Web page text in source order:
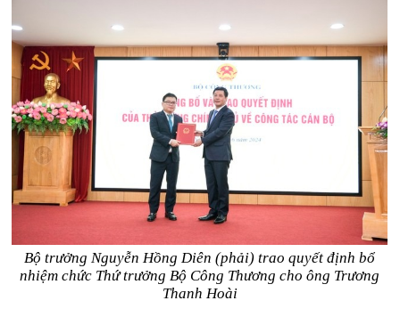
Bộ trưởng Nguyễn Hồng Diên (phải) trao quyết định bổ
nhiệm chức Thứ trưởng Bộ Công Thương cho ông Trương
Thanh Hoài